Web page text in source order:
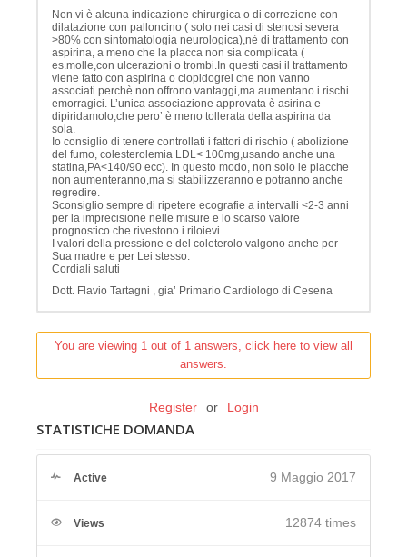
Non vi è alcuna indicazione chirurgica o di correzione con
dilatazione con palloncino ( solo nei casi di stenosi severa
>80% con sintomatologia neurologica),nè di trattamento con
aspirina, a meno che la placca non sia complicata (
es.molle,con ulcerazioni o trombi.In questi casi il trattamento
viene fatto con aspirina o clopidogrel che non vanno
associati perchè non offrono vantaggi,ma aumentano i rischi
emorragici. L’unica associazione approvata è asirina e
dipiridamolo,che pero’ è meno tollerata della aspirina da
sola.
Io consiglio di tenere controllati i fattori di rischio ( abolizione
del fumo, colesterolemia LDL< 100mg,usando anche una
statina,PA<140/90 ecc). In questo modo, non solo le placche
non aumenteranno,ma si stabilizzeranno e potranno anche
regredire.
Sconsiglio sempre di ripetere ecografie a intervalli <2-3 anni
per la imprecisione nelle misure e lo scarso valore
prognostico che rivestono i riloievi.
I valori della pressione e del coleterolo valgono anche per
Sua madre e per Lei stesso.
Cordiali saluti
Dott. Flavio Tartagni , gia’ Primario Cardiologo di Cesena
You are viewing 1 out of 1 answers, click here to view all
answers.
Register or Login
STATISTICHE DOMANDA
Active 9 Maggio 2017
Views 12874 times